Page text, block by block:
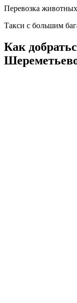
Перевозка
Такси с большим
Как